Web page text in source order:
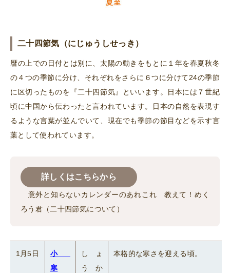
二十四節気（にじゅうしせっき）
暦の上での日付とは別に、太陽の動きをもとに１年を春夏秋冬
の４つの季節に分け、それぞれをさらに６つに分けて24の季節
に区切ったものを『二十四節気』といいます。日本には７世紀
頃に中国から伝わったと言われています。日本の自然を表現す
るような言葉が並んでいて、現在でも季節の節目などを示す言
葉として使われています。
詳しくはこちらから
意外と知らないカレンダーのあれこれ 教えて！めく
ろう君（二十四節気について）
1月5日
小
寒
しょ
うか
本格的な寒さを迎える頃。